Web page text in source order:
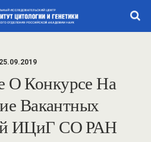
25.09.2019
О Конкурсе На
Вакантных
ИЦиГ СО РАН